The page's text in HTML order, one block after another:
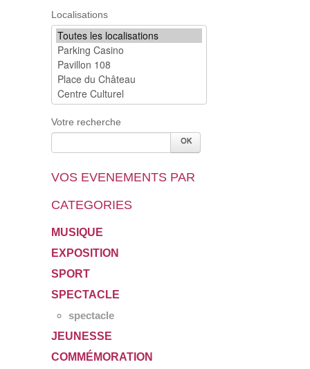
DÉCISIONS & DÉLIBÉRATIONS
RENDEZ-VOUS EN LIGNE
Localisations
Votre recherche
VOS EVENEMENTS PAR
CATEGORIES
MUSIQUE
EXPOSITION
SPORT
SPECTACLE
spectacle
JEUNESSE
COMMÉMORATION